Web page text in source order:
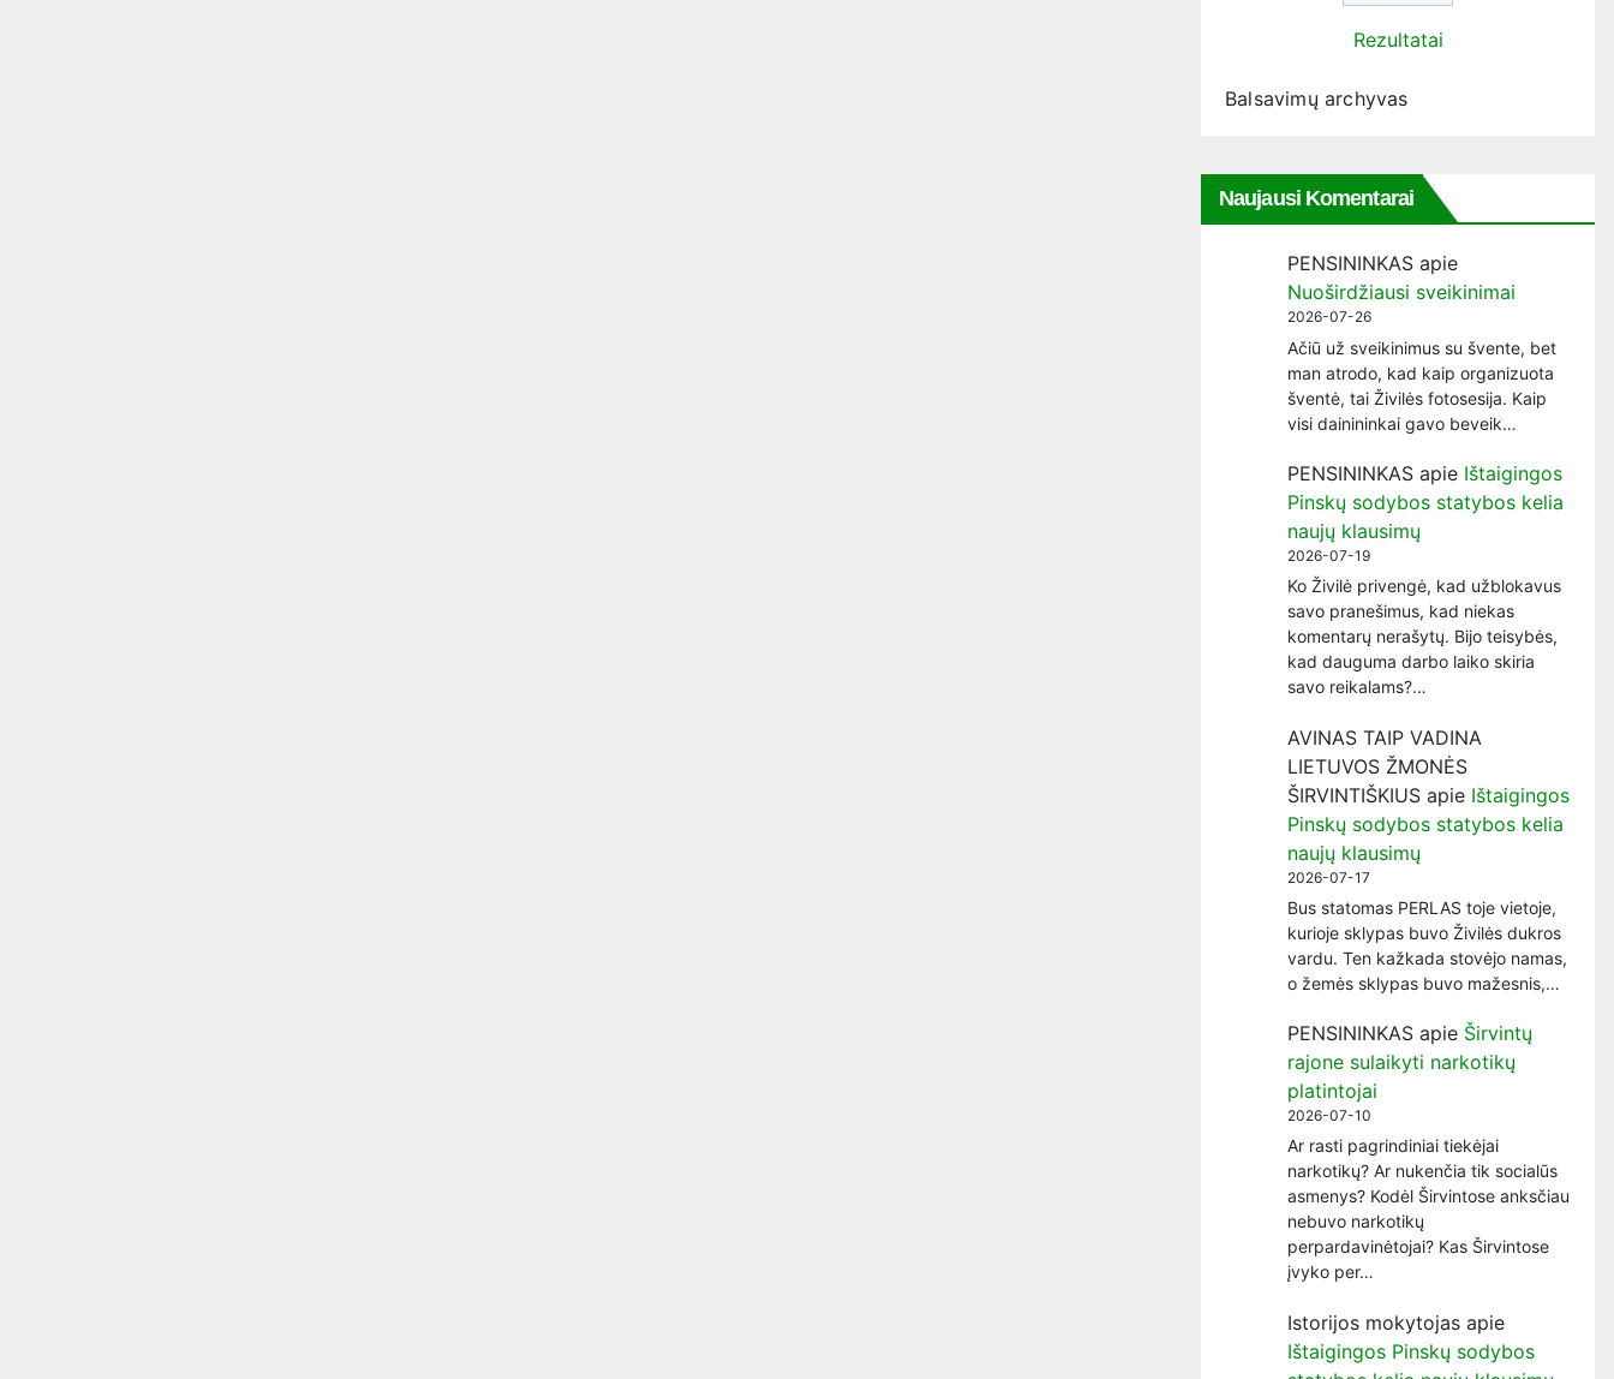
Rezultatai
Balsavimų archyvas
Naujausi Komentarai
PENSININKAS apie
Nuoširdžiausi sveikinimai
2026-07-26
Ačiū už sveikinimus su švente, bet
man atrodo, kad kaip organizuota
šventė, tai Živilės fotosesija. Kaip
visi dainininkai gavo beveik…
PENSININKAS apie Ištaigingos
Pinskų sodybos statybos kelia
naujų klausimų
2026-07-19
Ko Živilė privengė, kad užblokavus
savo pranešimus, kad niekas
komentarų nerašytų. Bijo teisybės,
kad dauguma darbo laiko skiria
savo reikalams?…
AVINAS TAIP VADINA
LIETUVOS ŽMONĖS
ŠIRVINTIŠKIUS apie Ištaigingos
Pinskų sodybos statybos kelia
naujų klausimų
2026-07-17
Bus statomas PERLAS toje vietoje,
kurioje sklypas buvo Živilės dukros
vardu. Ten kažkada stovėjo namas,
o žemės sklypas buvo mažesnis,…
PENSININKAS apie Širvintų
rajone sulaikyti narkotikų
platintojai
2026-07-10
Ar rasti pagrindiniai tiekėjai
narkotikų? Ar nukenčia tik socialūs
asmenys? Kodėl Širvintose anksčiau
nebuvo narkotikų
perpardavinėtojai? Kas Širvintose
įvyko per…
Istorijos mokytojas apie
Ištaigingos Pinskų sodybos